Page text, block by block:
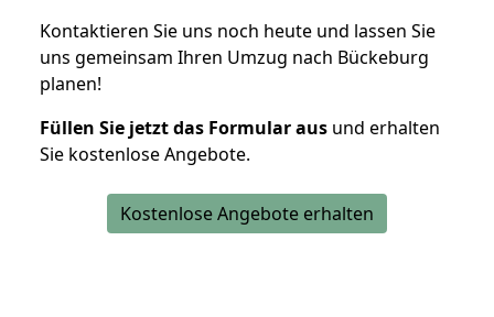
Kontaktieren Sie uns noch heute und lassen Sie
uns gemeinsam Ihren Umzug nach Bückeburg
planen!
Füllen Sie jetzt das Formular aus und erhalten
Sie kostenlose Angebote.
Kostenlose Angebote erhalten